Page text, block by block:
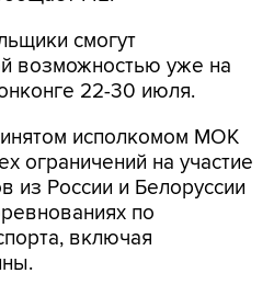
смогут
возможностью уже на
22-30 июля.
исполкомом МОК
ограничений на участие
из России и Белоруссии
по
включая